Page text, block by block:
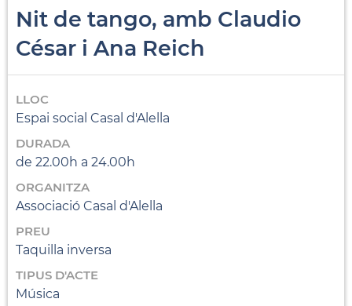
Nit de tango, amb Claudio
César i Ana Reich
LLOC
Espai social Casal d'Alella
DURADA
de 22.00h a 24.00h
ORGANITZA
Associació Casal d'Alella
PREU
Taquilla inversa
TIPUS D'ACTE
Música